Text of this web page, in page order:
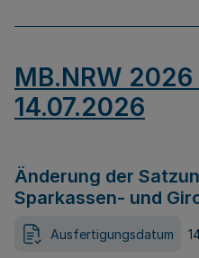
MB.NRW 2026
14.07.2026
Änderung der
Sparkassen- und
Ausfertigungsdatum